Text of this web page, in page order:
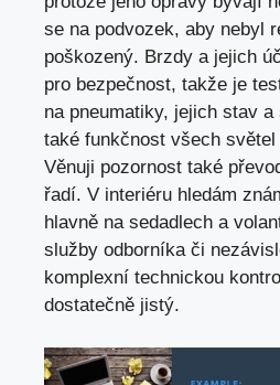
se na podvozek, aby nebyl
poškozený. Brzdy a jejich
pro bezpečnost, takže je
na pneumatiky, jejich stav
také funkčnost všech
Věnuji pozornost také
řadí. V interiéru hledám
hlavně na sedadlech a
služby odborníka či
komplexní technickou
dostatečně jistý.